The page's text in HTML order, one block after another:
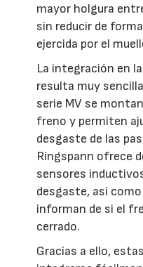
mayor holgura
sin reducir de
ejercida por el
La integración en
resulta muy
serie MV se
freno y permiten
desgaste de las
Ringspann ofrece
sensores
desgaste, así
informan de si el
cerrado.
Gracias a ello,